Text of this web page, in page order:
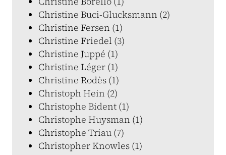
Christine Buci-Glucksmann (2)
Christine Fersen (1)
Christine Friedel (3)
Christine Juppé (1)
Christine Léger (1)
Christine Rodès (1)
Christoph Hein (2)
Christophe Bident (1)
Christophe Huysman (1)
Christophe Triau (7)
Christopher Knowles (1)